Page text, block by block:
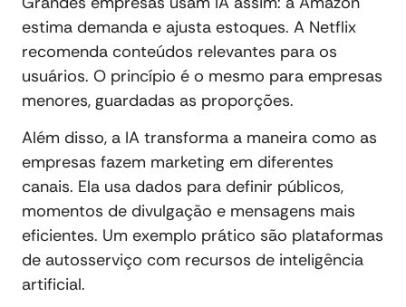
estima demanda e ajusta estoques. A Netflix
recomenda conteúdos relevantes para os
usuários. O princípio é o mesmo para empresas
menores, guardadas as proporções.
Além disso, a IA transforma a maneira como as
empresas fazem marketing em diferentes
canais. Ela usa dados para definir públicos,
momentos de divulgação e mensagens mais
eficientes. Um exemplo prático são plataformas
de autosserviço com recursos de inteligência
artificial.